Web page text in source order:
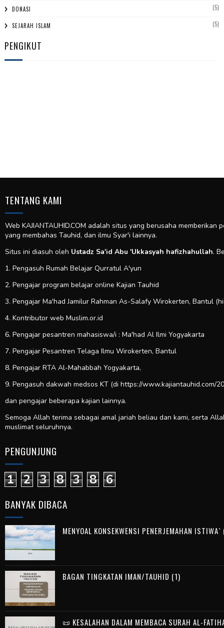
DONASI (5)
SEJARAH ISLAM (5)
PENGIKUT
TENTANG KAMI
Web KAJIANTAUHID.COM adalah situs yang berusaha
yang membahas Tauhid, dan ilmu Syar'i lainnya.
Situs ini diasuh oleh Ustadz Sa'id Abu 'Ukkasyah hafizhahullah.
1. Pengasuh Rumah Belajar Qurratul A'yun
2. Pengajar program belajar online Kajian Tauhid
3. Pengajar Ma'had Jamilur Rahman As-Salafy Wirokerten, Bantul
4. Kontributor web Muslim.or.id
6. Pengajar pesantren mahasiswa/i : Ma'had Al Ilmi Yogyakarta
7. Pengajar Pesantren Telaga Ilmu Wirokerten, Bantul
8. Pengajar RTA Al-Mahabbah Yogyakarta,
9. Pengasuh dakwah medsos KT (di https://www.kajiantauhid.com/
dan pengajar beberapa kajian lainnya.
Semoga Allah terima sebagai amal jariah beliau dan kami, serta
muslimat seluruhnya.
PENGUNJUNG
1 2 3 8 3 8 6
BANYAK DIBACA
MENYOAL KONSEKWENSI PENERJEMAHAN
BAGAN TINGKATAN IMAN/TAUHID (1)
📜 KESALAHAN DALAM MEMBACA SURAH AL-